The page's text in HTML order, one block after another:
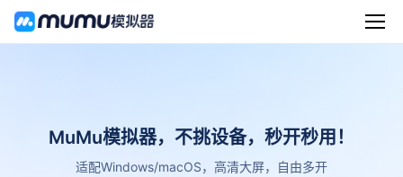
MuMu模拟器，不挑设备，秒开秒用！
适配Windows/macOS，高清大屏，自由多开